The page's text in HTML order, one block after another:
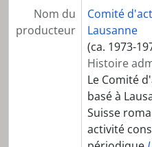
Nom du
producteur
Comité
Lausanne
(ca. 1973-
Histoire
Le Comité
basé à
Suisse
activité